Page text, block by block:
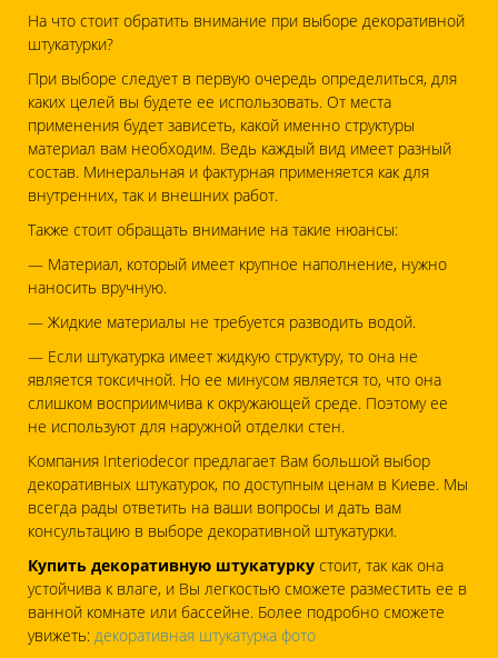
На что стоит обратить внимание при выборе декоративной
штукатурки?
При выборе следует в первую очередь определиться, для
каких целей вы будете ее использовать. От места
применения будет зависеть, какой именно структуры
материал вам необходим. Ведь каждый вид имеет разный
состав. Минеральная и фактурная применяется как для
внутренних, так и внешних работ.
Также стоит обращать внимание на такие нюансы:
— Материал, который имеет крупное наполнение, нужно
наносить вручную.
— Жидкие материалы не требуется разводить водой.
— Если штукатурка имеет жидкую структуру, то она не
является токсичной. Но ее минусом является то, что она
слишком восприимчива к окружающей среде. Поэтому ее
не используют для наружной отделки стен.
Компания Interiodecor предлагает Вам большой выбор
декоративных штукатурок, по доступным ценам в Киеве. Мы
всегда рады ответить на ваши вопросы и дать вам
консультацию в выборе декоративной штукатурки.
Купить декоративную штукатурку стоит, так как она
устойчива к влаге, и Вы легкостью сможете разместить ее в
ванной комнате или бассейне. Более подробно сможете
увижеть: декоративная штукатурка фото